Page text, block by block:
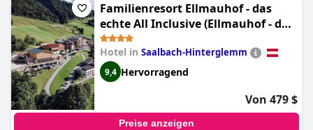
Familienresort Ellmauhof - das
echte All Inclusive (Ellmauhof - das
Generationenresort)
Hotel in Saalbach-Hinterglemm
9,4 Hervorragend
Von 479 $
Preise anzeigen